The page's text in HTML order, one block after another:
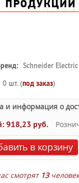
Schneider Electric
0 шт. (под заказ)
и информация о
918,23 руб.
в корзину
смотрят 13человек